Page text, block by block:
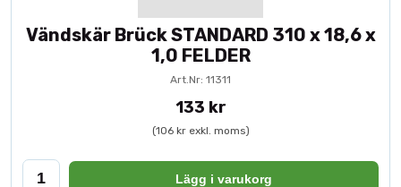
Vändskär Brück STANDARD 310 x 18,6 x
1,0 FELDER
Art.Nr: 11311
133 kr
(106 kr exkl. moms)
Lägg i varukorg